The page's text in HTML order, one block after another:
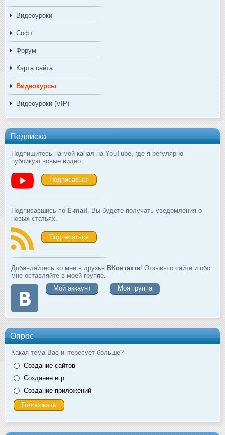
Видеоуроки
Софт
Форум
Карта сайта
Видеокурсы
Видеоуроки (VIP)
Подписка
Подпишитесь на мой канал на YouTube, где я регулярно
публикую новые видео.
Подписаться
Подписавшись по E-mail , Вы будете получать уведомления о
новых статьях.
Подписаться
Добавляйтесь ко мне в друзья ВКонтакте! Отзывы о сайте и обо
мне оставляйте в моей группе.
Мой аккаунт
Моя группа
Опрос
Какая тема Вас интересует больше?
Создание сайтов
Создание игр
Создание приложений